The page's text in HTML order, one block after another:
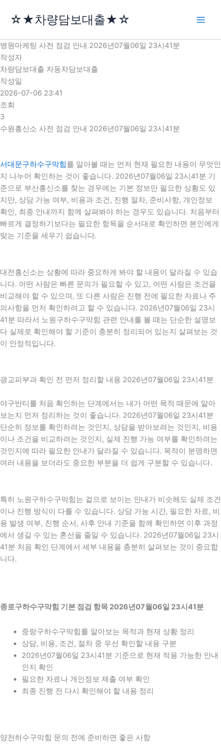
로
건
너
뛰
기
☆★차량담보대출★☆
병원마케팅 사전 점검 안내 2026년07월06일 23시41분
작성자
차량담보대출 자동차담보대출
작성일
2026-07-06 23:41
조회
3
수원흥신소 사전 점검 안내 2026년07월06일 23시41분
서대문구하수구막힘를 알아볼 때는 먼저 현재 필요한 내용이 무엇인
지 나누어 확인하는 것이 좋습니다. 2026년07월06일 23시41분 기
준으로 부산흥신소를 찾는 경우에는 기본 정보만 필요한 상황도 있
지만, 상담 가능 여부, 비용과 조건, 진행 절차, 준비사항, 개인정보
확인, 최종 안내까지 함께 살펴봐야 하는 경우도 있습니다. 처음부터
빠르게 결정하기보다는 필요한 항목을 순서대로 확인하면 본인에게
맞는 기준을 세우기 쉽습니다.
대전흥신소는 상황에 따라 중요하게 봐야 할 내용이 달라질 수 있습
니다. 어떤 사람은 빠른 문의가 필요할 수 있고, 어떤 사람은 조건을
비교해야 할 수 있으며, 또 다른 사람은 진행 전에 필요한 자료나 주
의사항을 먼저 확인하려고 할 수 있습니다. 2026년07월06일 23시
41분 따라서 노원구하수구막힘 관련 안내를 볼 때는 단순한 설명보
다 실제로 확인해야 할 기준이 충분히 정리되어 있는지 살펴보는 것
이 안정적입니다.
광교피부과 확인 전 먼저 정리할 내용 2026년07월06일 23시41분
야구반티를 처음 확인하는 단계에서는 내가 어떤 목적 때문에 알아
보는지 먼저 정리하는 것이 좋습니다. 2026년07월06일 23시41분
단순히 정보를 확인하려는 것인지, 상담을 받아보려는 것인지, 비용
이나 조건을 비교하려는 것인지, 실제 진행 가능 여부를 확인하려는
것인지에 따라 필요한 안내가 달라질 수 있습니다. 목적이 분명하면
여러 내용을 보더라도 중요한 부분을 더 쉽게 구분할 수 있습니다.
특히 노원구하수구막힘는 겉으로 보이는 안내가 비슷해도 실제 조건
이나 진행 방식이 다를 수 있습니다. 상담 가능 시간, 필요한 자료, 비
용 발생 여부, 진행 순서, 사후 안내 기준을 함께 확인하면 이후 과정
에서 생길 수 있는 혼선을 줄일 수 있습니다. 2026년07월06일 23시
41분 처음 확인 단계에서 세부 내용을 충분히 살펴보는 것이 중요합
니다.
종로구하수구막힘 기본 점검 항목 2026년07월06일 23시41분
중랑구하수구막힘를 알아보는 목적과 현재 상황 정리
상담, 비용, 조건, 절차 중 우선 확인할 내용 구분
2026년07월06일 23시41분 기준으로 현재 적용 가능한 안내
인지 확인
필요한 자료나 개인정보 제출 여부 확인
최종 진행 전 다시 확인해야 할 내용 정리
양천하수구막힘 문의 전에 준비하면 좋은 사항